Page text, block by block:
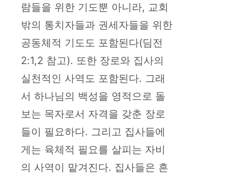
람들을 위한 기도뿐 아니라, 교회
밖의 통치자들과 권세자들을 위한
공동체적 기도도 포함된다(딤전
2:1,2 참고). 또한 장로와 집사의
실천적인 사역도 포함된다. 그래
서 하나님의 백성을 영적으로 돌
보는 목자로서 자격을 갖춘 장로
들이 필요하다. 그리고 집사들에
게는 육체적 필요를 살피는 자비
의 사역이 맡겨진다. 집사들은 흔